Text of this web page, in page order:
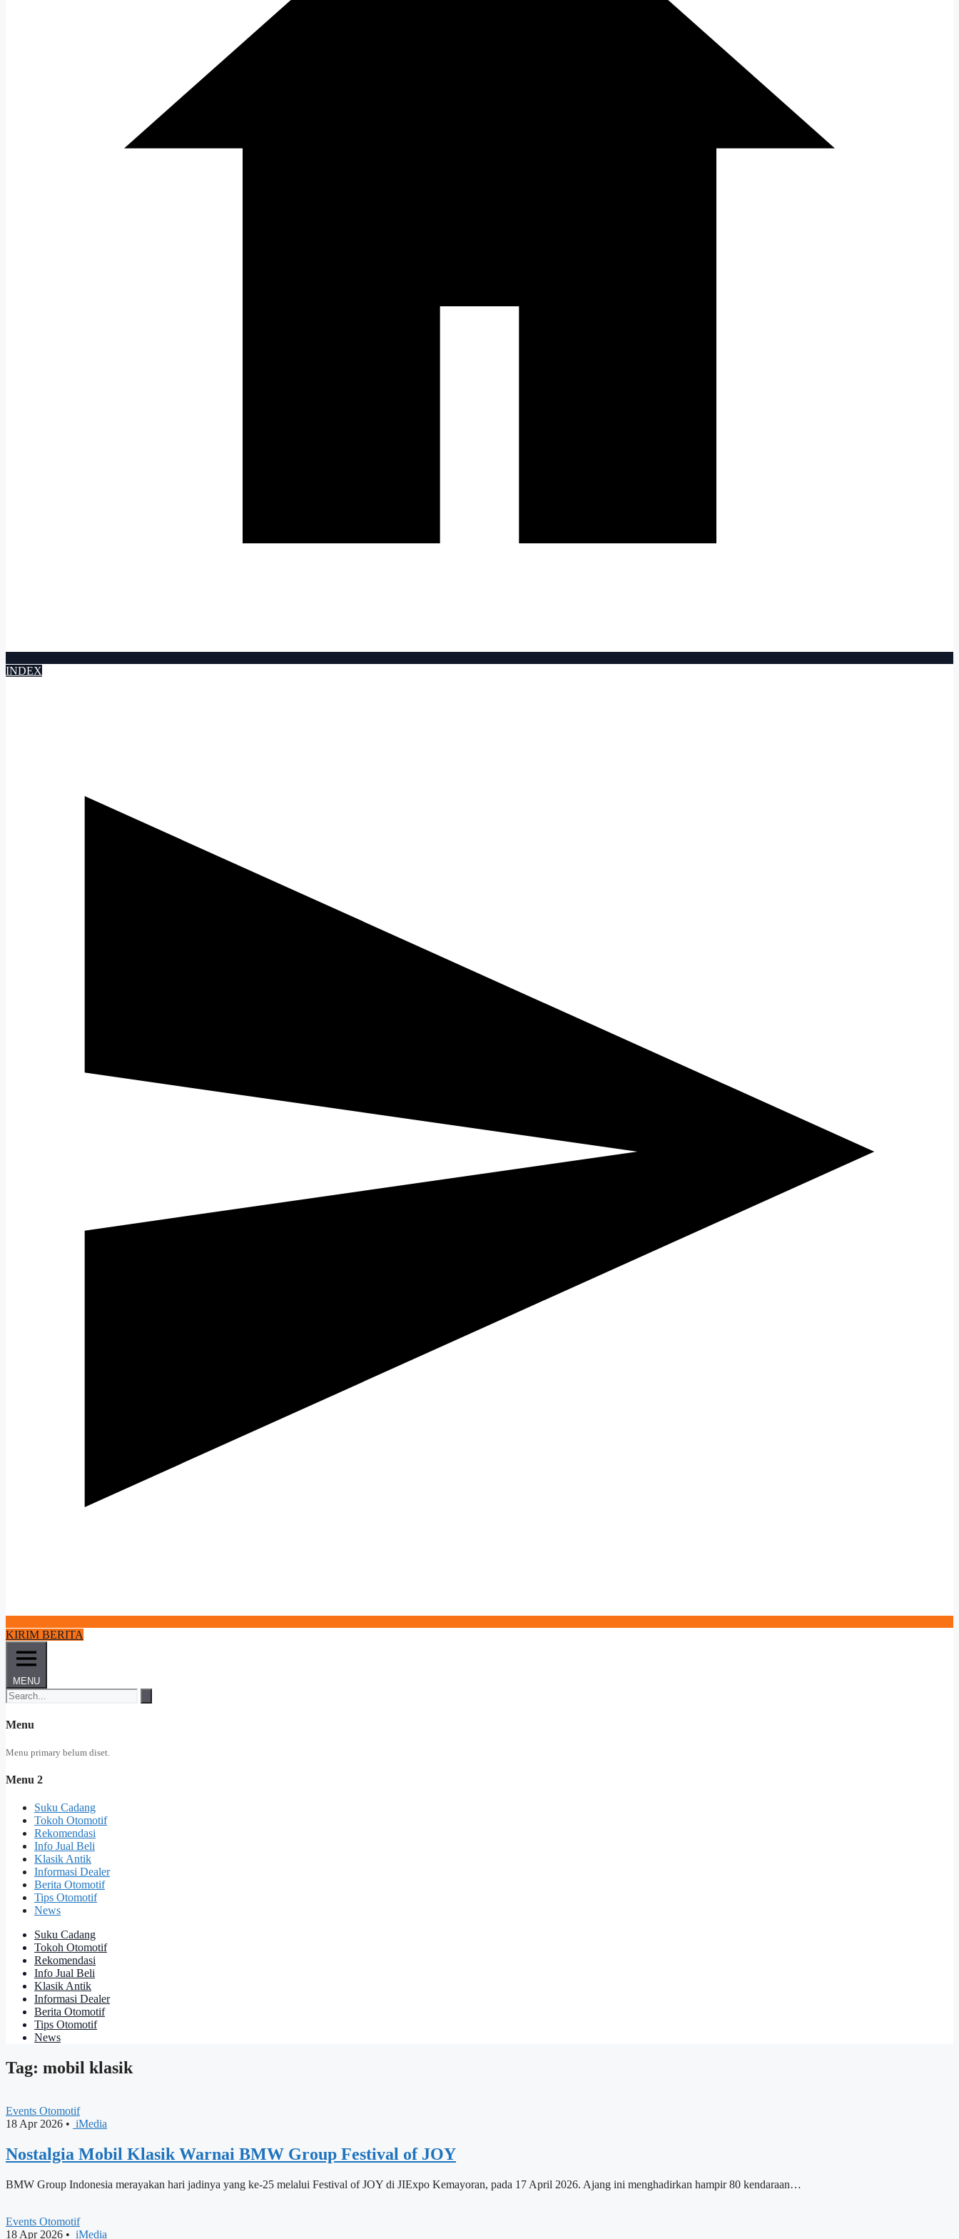
INDEX
KIRIM BERITA
MENU
Menu
Menu primary belum diset.
Menu 2
Suku Cadang
Tokoh Otomotif
Rekomendasi
Info Jual Beli
Klasik Antik
Informasi Dealer
Berita Otomotif
Tips Otomotif
News
Suku Cadang
Tokoh Otomotif
Rekomendasi
Info Jual Beli
Klasik Antik
Informasi Dealer
Berita Otomotif
Tips Otomotif
News
Tag: mobil klasik
Events Otomotif
18 Apr 2026 • iMedia
Nostalgia Mobil Klasik Warnai BMW Group Festival of JOY
BMW Group Indonesia merayakan hari jadinya yang ke-25 melalui Festival of JOY di JIExpo Kemayoran, pada 17 April 2026. Ajang ini menghadirkan hampir 80 kendaraan…
Events Otomotif
18 Apr 2026 • iMedia